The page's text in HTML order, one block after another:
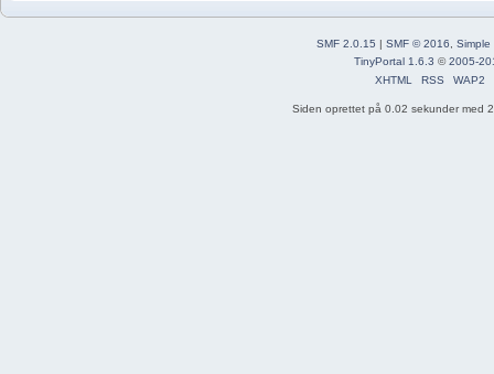
SMF 2.0.15 | SMF © 2016, Simple
TinyPortal 1.6.3 ©2005-
XHTML
RSS WAP2
Siden oprettet på 0.02 sekunder med